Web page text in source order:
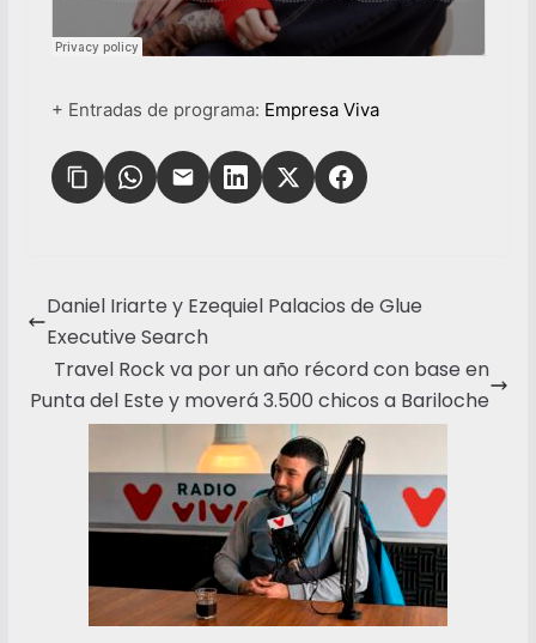
+ Entradas de programa: Empresa Viva
Daniel Iriarte y Ezequiel Palacios de Glue
Executive Search
Travel Rock va por un año récord con base en
Punta del Este y moverá 3.500 chicos a Bariloche